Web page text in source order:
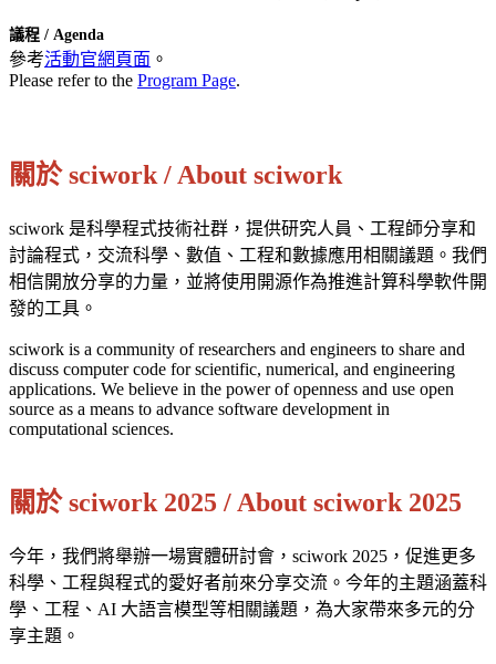
議程 / Agenda
參考活動官網頁面 。
Please refer to the Program Page.
關於 sciwork / About sciwork
sciwork 是科學程式技術社群，提供研究人員、工程師分享和
討論程式，交流科學、數值、工程和數據應用相關議題。我們
相信開放分享的力量，並將使用開源作為推進計算科學軟件開
發的工具。
sciwork is a community of researchers and engineers to share and
discuss computer code for scientific, numerical, and engineering
applications. We believe in the power of openness and use open
source as a means to advance software development in
computational sciences.
關於 sciwork 2025 / About sciwork 2025
今年，我們將舉辦一場實體研討會，sciwork 2025，促進更多
科學、工程與程式的愛好者前來分享交流。今年的主題涵蓋科
學、工程、AI 大語言模型等相關議題，為大家帶來多元的分
享主題。